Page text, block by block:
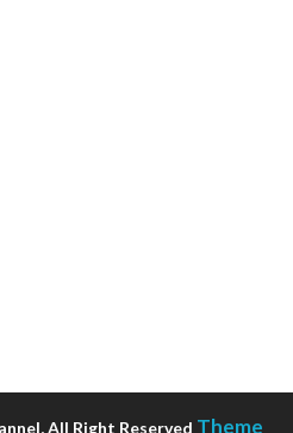
All Right Reserved Theme